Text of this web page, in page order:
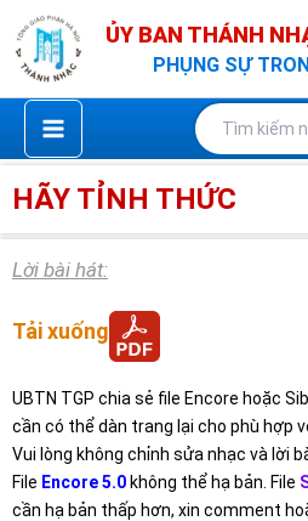
Nhảy
tới
nội
dung
ỦY BAN THÁNH
PHỤNG SỰ
HÃY TỈNH THỨC
Lời bài hát:
Tải xuống
UBTN TGP chia sẻ file Encore hoặc
cần có thể dàn trang lại cho phù hợp
Vui lòng không chỉnh sửa nhạc và lời
File Encore 5.0 không thể hạ bản. File
cần hạ bản thấp hơn, xin comment